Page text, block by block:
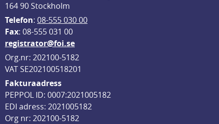
164 90 Stockholm
Telefon: 08-555 030 00
Fax: 08-555 031 00
registrator@foi.se
Org.nr: 202100-5182
VAT SE202100518201
Fakturaadress
PEPPOL ID: 0007:2021005182
EDI adress: 2021005182
Org nr: 202100-5182